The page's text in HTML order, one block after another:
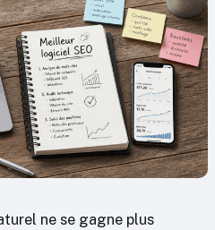
ne se gagne plus